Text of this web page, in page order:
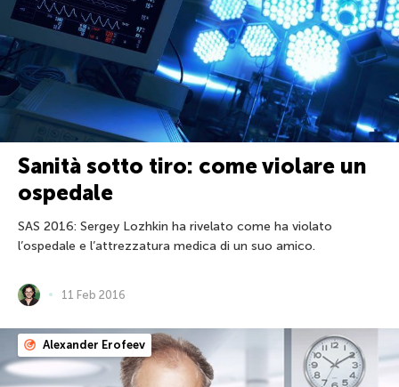
Sanità sotto tiro: come violare un
ospedale
SAS 2016: Sergey Lozhkin ha rivelato come ha violato
l’ospedale e l’attrezzatura medica di un suo amico.
11 Feb 2016
Alexander Erofeev